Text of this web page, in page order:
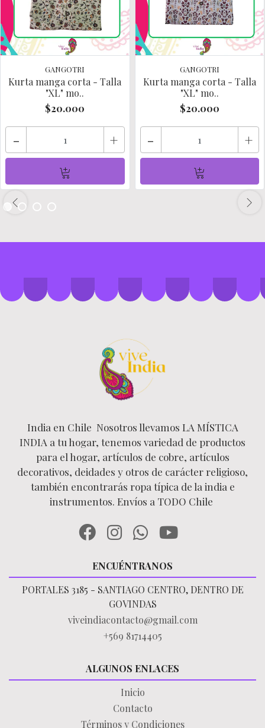
GANGOTRI
Kurta manga corta - Talla
"XL" mo..
$20.000
- +
GANGOTRI
Kurta manga corta - Talla
"XL" mo..
$20.000
- +
India en Chile Nosotros llevamos LA MÍSTICA
INDIA a tu hogar, tenemos variedad de productos
para el hogar, artículos de cobre, artículos
decorativos, deidades y otros de carácter religioso,
también encontrarás ropa típica de la india e
instrumentos. Envíos a TODO Chile
ENCUÉNTRANOS
PORTALES 3185 - SANTIAGO CENTRO, DENTRO DE
GOVINDAS
viveindiacontacto@gmail.com
+569 81714405
ALGUNOS ENLACES
Inicio
Contacto
Términos y Condiciones